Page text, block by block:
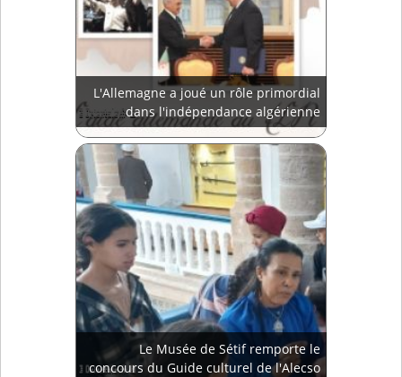
L'Allemagne a joué un rôle primordial
dans l'indépendance algérienne
Le Musée de Sétif remporte le
concours du Guide culturel de l'Alecso